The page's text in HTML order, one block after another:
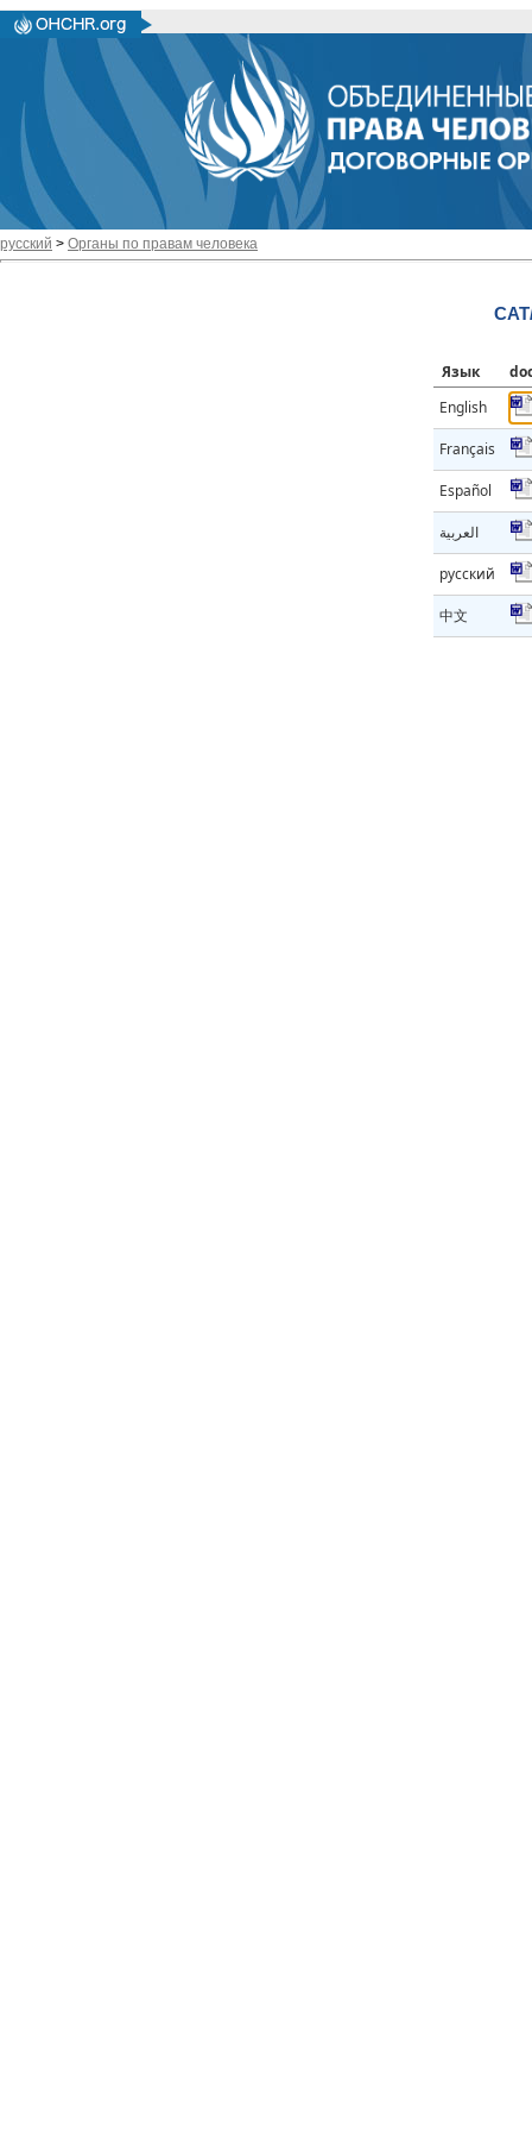
русский > Органы по правам человека
Язык
English
Français
Español
العربية
русский
中文